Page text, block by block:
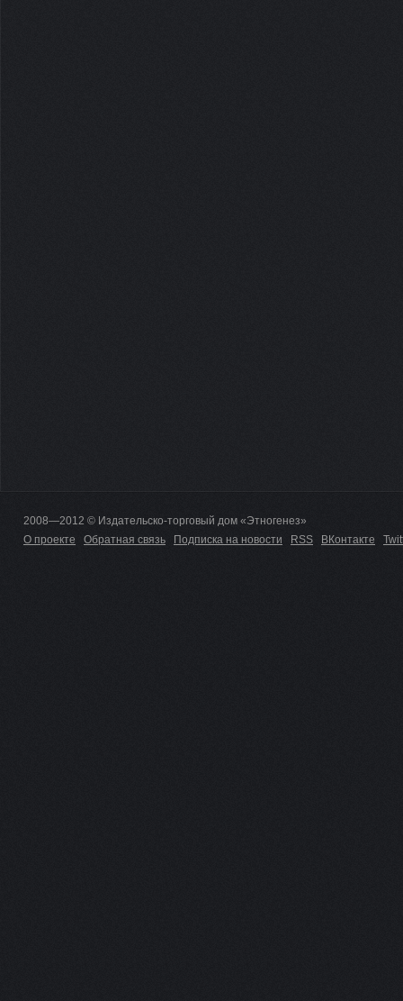
2008—2012 © Издательско-торговый дом «Этногенез»
О проекте
Обратная связь Подписка на новости RSS ВКонтакте